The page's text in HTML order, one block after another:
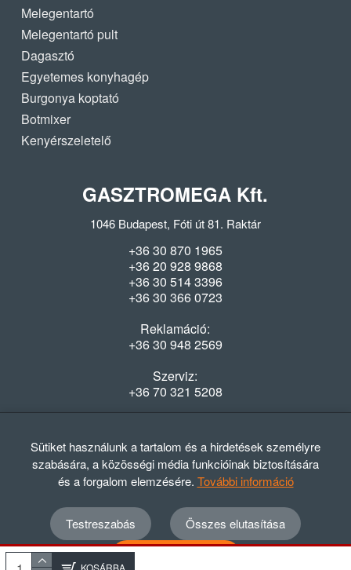
KOSÁRBA
Melegentartó
Melegentartó pult
Dagasztó
Egyetemes konyhagép
Burgonya koptató
Botmixer
Kenyérszeletelő
GASZTROMEGA Kft.
1046 Budapest, Fóti út 81. Raktár
+36 30 870 1965
+36 20 928 9868
+36 30 514 3396
+36 30 366 0723
Reklamáció:
+36 30 948 2569
Szerviz:
+36 70 321 5208
Hétfő-Péntek: 08:00-16:30
© 2012 - 2024 GASZTRΩMEGA Kft.
Adatvédelmi szabályzat
ÁSZF
Elállási nyilatkozat
Sütiket használunk a tartalom és a hirdetések személyre
szabására, a közösségi média funkcióinak biztosítására
és a forgalom elemzésére. További információ
Testreszabás
Összes elutasítása
Összes elfogadása